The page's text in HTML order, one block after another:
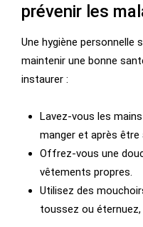
prévenir les
Une hygiène personnelle
maintenir une bonne
instaurer :
Lavez-vous les
manger et après
Offrez-vous une
vêtements propres.
Utilisez des
toussez ou